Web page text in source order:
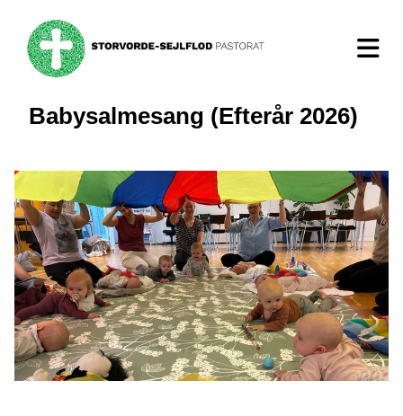
Babysalmesang (Efterår 2026)